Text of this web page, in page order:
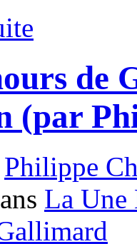
de
(par
Philippe
La Une